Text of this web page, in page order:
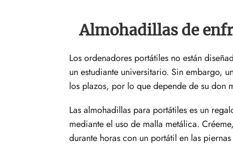
Almohadillas de
Los ordenadores portátiles no están
un estudiante universitario. Sin embargo,
los plazos, por lo que depende de su don
Las almohadillas para portátiles es un
mediante el uso de malla metálica.
durante horas con un portátil en las